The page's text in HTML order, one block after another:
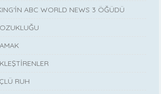
ABC WORLD NEWS 3 ÖĞÜDÜ
RUH